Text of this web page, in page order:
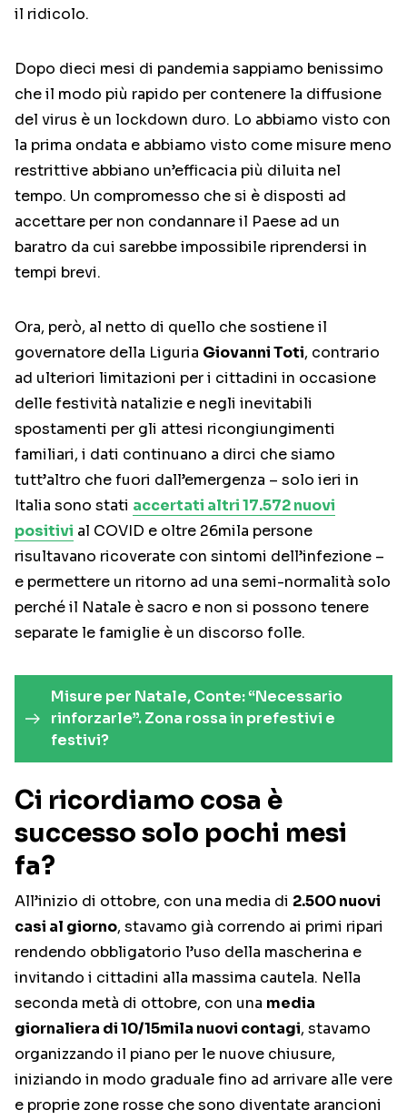
il ridicolo.
Dopo dieci mesi di pandemia sappiamo benissimo
che il modo più rapido per contenere la diffusione
del virus è un lockdown duro. Lo abbiamo visto con
la prima ondata e abbiamo visto come misure meno
restrittive abbiano un’efficacia più diluita nel
tempo. Un compromesso che si è disposti ad
accettare per non condannare il Paese ad un
baratro da cui sarebbe impossibile riprendersi in
tempi brevi.
Ora, però, al netto di quello che sostiene il
governatore della Liguria Giovanni Toti, contrario
ad ulteriori limitazioni per i cittadini in occasione
delle festività natalizie e negli inevitabili
spostamenti per gli attesi ricongiungimenti
familiari, i dati continuano a dirci che siamo
tutt’altro che fuori dall’emergenza – solo ieri in
Italia sono stati accertati altri 17.572 nuovi
positivi al COVID e oltre 26mila persone
risultavano ricoverate con sintomi dell’infezione –
e permettere un ritorno ad una semi-normalità solo
perché il Natale è sacro e non si possono tenere
separate le famiglie è un discorso folle.
Misure per Natale, Conte: “Necessario
rinforzarle”. Zona rossa in prefestivi e
festivi?
Ci ricordiamo cosa è
successo solo pochi mesi
fa?
All’inizio di ottobre, con una media di 2.500 nuovi
casi al giorno, stavamo già correndo ai primi ripari
rendendo obbligatorio l’uso della mascherina e
invitando i cittadini alla massima cautela. Nella
seconda metà di ottobre, con una media
giornaliera di 10/15mila nuovi contagi, stavamo
organizzando il piano per le nuove chiusure,
iniziando in modo graduale fino ad arrivare alle vere
e proprie zone rosse che sono diventate arancioni